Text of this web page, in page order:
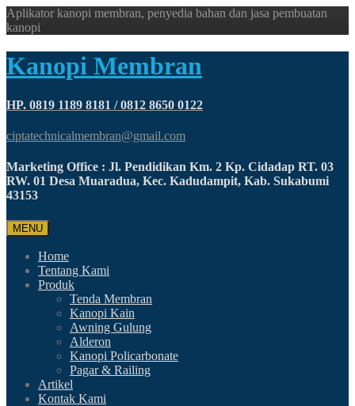
Aplikator kanopi membran, penyedia bahan dan jasa pembuatan
kanopi
Kanopi Membran
HP. 0819 1189 8181 / 0812 8650 0122
ciptatechnicalmembran@gmail.com
Marketing Office : Jl. Pendidikan Km. 2 Kp. Cidadap RT. 03
RW. 01 Desa Muaradua, Kec. Kadudampit, Kab. Sukabumi
43153
MENU
Home
Tentang Kami
Produk
Tenda Membran
Kanopi Kain
Awning Gulung
Alderon
Kanopi Policarbonate
Pagar & Railing
Artikel
Kontak Kami